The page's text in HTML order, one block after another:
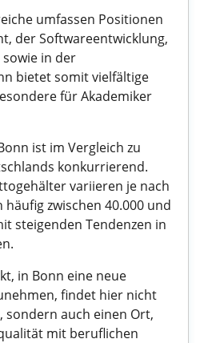
umfassen Positionen
der Softwareentwicklung,
in der
bietet somit vielfältige
für Akademiker
ist im Vergleich zu
konkurrierend.
variieren je nach
zwischen 40.000 und
steigenden Tendenzen in
in Bonn eine neue
findet hier nicht
sondern auch einen Ort,
mit beruflichen